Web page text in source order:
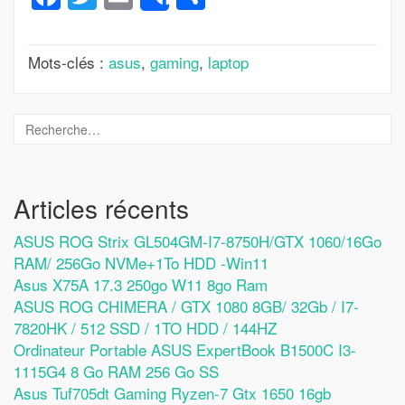
Mots-clés : asus, gaming, laptop
Articles récents
ASUS ROG Strix GL504GM-I7-8750H/GTX 1060/16Go
RAM/ 256Go NVMe+1To HDD -Win11
Asus X75A 17.3 250go W11 8go Ram
ASUS ROG CHIMERA / GTX 1080 8GB/ 32Gb / I7-
7820HK / 512 SSD / 1TO HDD / 144HZ
Ordinateur Portable ASUS ExpertBook B1500C I3-
1115G4 8 Go RAM 256 Go SS
Asus Tuf705dt Gaming Ryzen-7 Gtx 1650 16gb